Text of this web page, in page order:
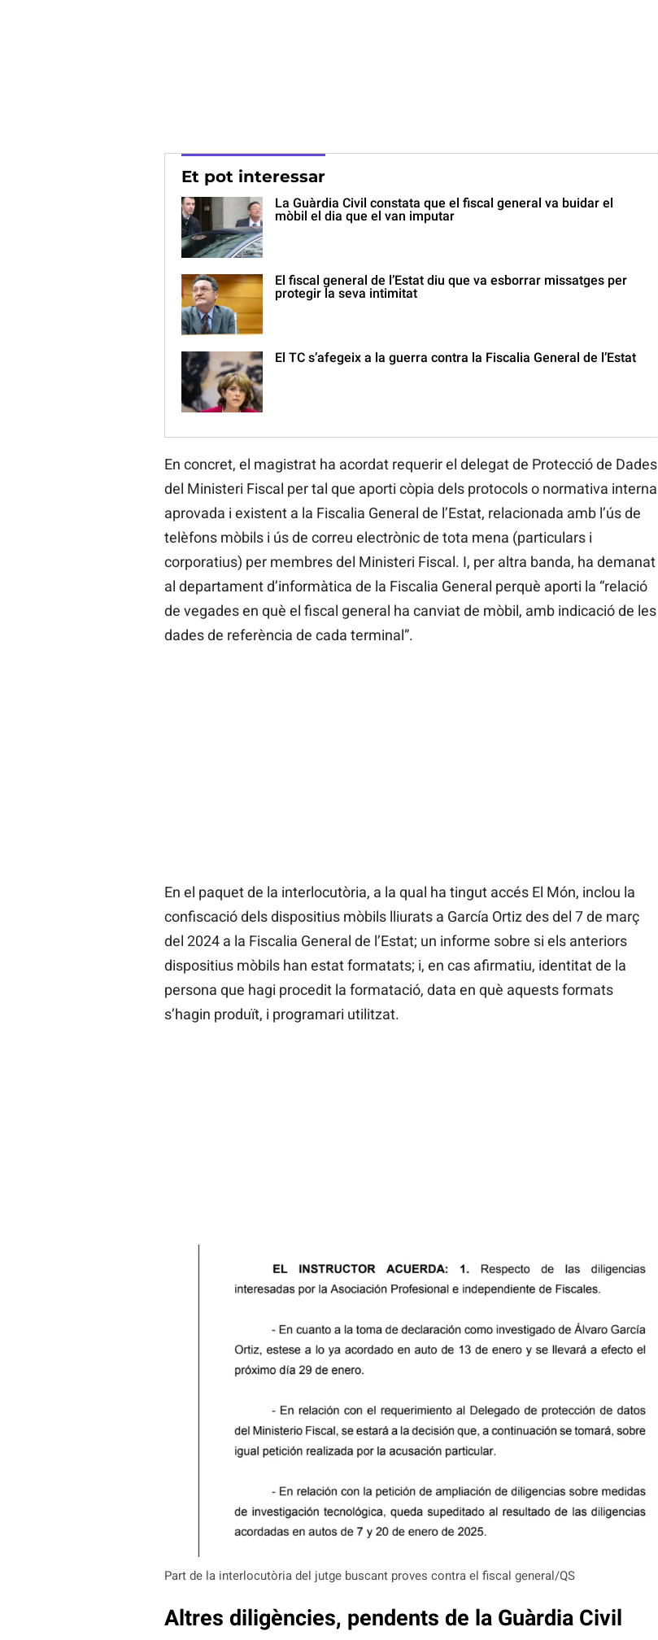
Et pot interessar
La Guàrdia Civil constata que el fiscal general va buidar el
mòbil el dia que el van imputar
El fiscal general de l’Estat diu que va esborrar missatges per
protegir la seva intimitat
El TC s’afegeix a la guerra contra la Fiscalia General de l’Estat
En concret, el magistrat ha acordat requerir el delegat de Protecció de Dades
del Ministeri Fiscal per tal que aporti còpia dels protocols o normativa interna
aprovada i existent a la Fiscalia General de l’Estat, relacionada amb l’ús de
telèfons mòbils i ús de correu electrònic de tota mena (particulars i
corporatius) per membres del Ministeri Fiscal. I, per altra banda, ha demanat
al departament d’informàtica de la Fiscalia General perquè aporti la “relació
de vegades en què el fiscal general ha canviat de mòbil, amb indicació de les
dades de referència de cada terminal”.
En el paquet de la interlocutòria, a la qual ha tingut accés El Món, inclou la
confiscació dels dispositius mòbils lliurats a García Ortiz des del 7 de març
del 2024 a la Fiscalia General de l’Estat; un informe sobre si els anteriors
dispositius mòbils han estat formatats; i, en cas afirmatiu, identitat de la
persona que hagi procedit la formatació, data en què aquests formats
s’hagin produït, i programari utilitzat.
Part de la interlocutòria del jutge buscant proves contra el fiscal general/QS
Altres diligències, pendents de la Guàrdia Civil